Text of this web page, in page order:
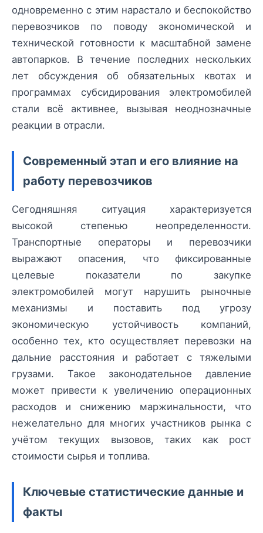
одновременно с этим нарастало и беспокойство
перевозчиков по поводу экономической и
технической готовности к масштабной замене
автопарков. В течение последних нескольких
лет обсуждения об обязательных квотах и
программах субсидирования электромобилей
стали всё активнее, вызывая неоднозначные
реакции в отрасли.
Современный этап и его влияние на
работу перевозчиков
Сегодняшняя ситуация характеризуется
высокой степенью неопределенности.
Транспортные операторы и перевозчики
выражают опасения, что фиксированные
целевые показатели по закупке
электромобилей могут нарушить рыночные
механизмы и поставить под угрозу
экономическую устойчивость компаний,
особенно тех, кто осуществляет перевозки на
дальние расстояния и работает с тяжелыми
грузами. Такое законодательное давление
может привести к увеличению операционных
расходов и снижению маржинальности, что
нежелательно для многих участников рынка с
учётом текущих вызовов, таких как рост
стоимости сырья и топлива.
Ключевые статистические данные и
факты